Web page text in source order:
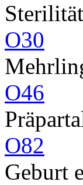
O30
O46
O82
Geburt